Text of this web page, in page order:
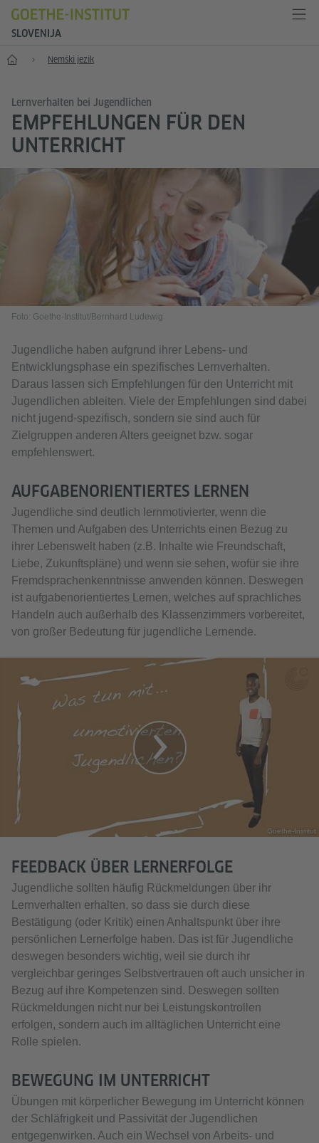
SLOVENIJA
Začetek Nemški jezik
Lernverhalten bei Jugendlichen
EMPFEHLUNGEN FÜR DEN
UNTERRICHT
Foto: Goethe-Institut/Bernhard Ludewig
Jugendliche haben aufgrund ihrer Lebens- und
Entwicklungsphase ein spezifisches Lernverhalten.
Daraus lassen sich Empfehlungen für den Unterricht mit
Jugendlichen ableiten. Viele der Empfehlungen sind dabei
nicht jugend-spezifisch, sondern sie sind auch für
Zielgruppen anderen Alters geeignet bzw. sogar
empfehlenswert.
AUFGABENORIENTIERTES LERNEN
Jugendliche sind deutlich lernmotivierter, wenn die
Themen und Aufgaben des Unterrichts einen Bezug zu
ihrer Lebenswelt haben (z.B. Inhalte wie Freundschaft,
Liebe, Zukunftspläne) und wenn sie sehen, wofür sie ihre
Fremdsprachenkenntnisse anwenden können. Deswegen
ist aufgabenorientiertes Lernen, welches auf sprachliches
Handeln auch außerhalb des Klassenzimmers vorbereitet,
von großer Bedeutung für jugendliche Lernende.
Goethe-Institut
FEEDBACK ÜBER LERNERFOLGE
Jugendliche sollten häufig Rückmeldungen über ihr
Lernverhalten erhalten, so dass sie durch diese
Bestätigung (oder Kritik) einen Anhaltspunkt über ihre
persönlichen Lernerfolge haben. Das ist für Jugendliche
deswegen besonders wichtig, weil sie durch ihr
vergleichbar geringes Selbstvertrauen oft auch unsicher in
Bezug auf ihre Kompetenzen sind. Deswegen sollten
Rückmeldungen nicht nur bei Leistungskontrollen
erfolgen, sondern auch im alltäglichen Unterricht eine
Rolle spielen.
BEWEGUNG IM UNTERRICHT
Übungen mit körperlicher Bewegung im Unterricht können
der Schläfrigkeit und Passivität der Jugendlichen
entgegenwirken. Auch ein Wechsel von Arbeits- und